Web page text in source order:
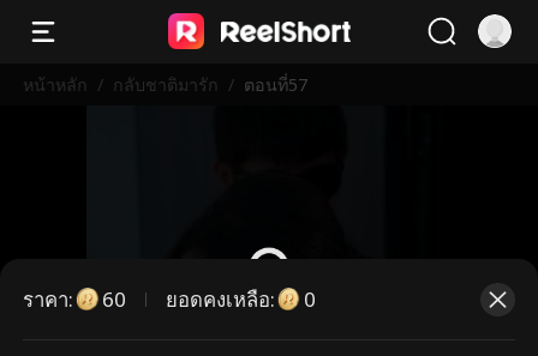
หน้าหลัก / กลับชาติมารัก / ตอนที่57
ราคา: 60 ยอดคงเหลือ: 0